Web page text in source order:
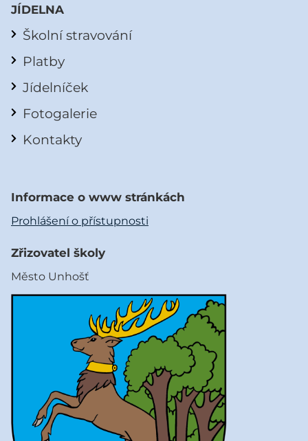
JÍDELNA
Školní stravování
Platby
Jídelníček
Fotogalerie
Kontakty
Informace o www stránkách
Prohlášení o přístupnosti
Zřizovatel školy
Město Unhošť